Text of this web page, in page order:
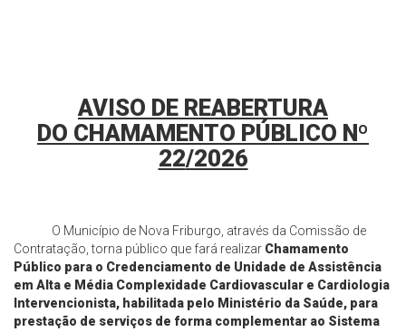
AVISO DE REABERTURA
DO CHAMAMENTO PÚBLICO Nº
22/2026
O Município de Nova Friburgo, através da Comissão de
Contratação, torna público que fará realizar Chamamento
Público para o Credenciamento de Unidade de Assistência
em Alta e Média Complexidade Cardiovascular e Cardiologia
Intervencionista, habilitada pelo Ministério da Saúde, para
prestação de serviços de forma complementar ao Sistema